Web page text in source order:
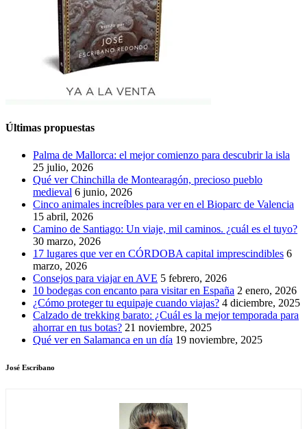
Últimas propuestas
Palma de Mallorca: el mejor comienzo para descubrir la isla
25 julio, 2026
Qué ver Chinchilla de Montearagón, precioso pueblo
medieval 6 junio, 2026
Cinco animales increíbles para ver en el Bioparc de Valencia
15 abril, 2026
Camino de Santiago: Un viaje, mil caminos. ¿cuál es el tuyo?
30 marzo, 2026
17 lugares que ver en CÓRDOBA capital imprescindibles 6
marzo, 2026
Consejos para viajar en AVE 5 febrero, 2026
10 bodegas con encanto para visitar en España 2 enero, 2026
¿Cómo proteger tu equipaje cuando viajas? 4 diciembre, 2025
Calzado de trekking barato: ¿Cuál es la mejor temporada para
ahorrar en tus botas? 21 noviembre, 2025
Qué ver en Salamanca en un día 19 noviembre, 2025
José Escribano